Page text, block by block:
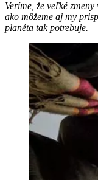
Veríme, že veľké
ako môžeme aj my
planéta tak potrebuje.